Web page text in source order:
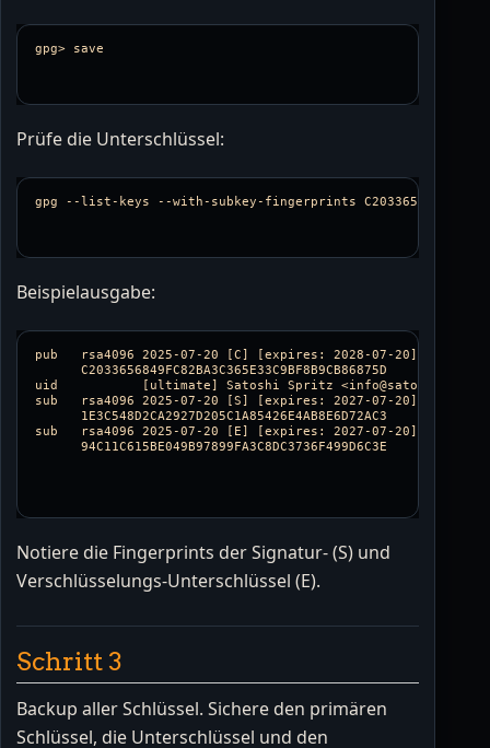
Prüfe die Unterschlüssel:
gpg --list-keys --with-subkey-fingerprints
Beispielausgabe:
pub   rsa4096 2025-07-20 [C] [expires: 2028-07-20]
      C2033656849FC82BA3C365E33C9BF8B9CB86875D
uid           [ultimate] Satoshi Spritz
sub   rsa4096 2025-07-20 [S] [expires: 2027-07-20]
      1E3C548D2CA2927D205C1A85426E4AB8E6D72AC3
sub   rsa4096 2025-07-20 [E] [expires: 2027-07-20]
      94C11C615BE049B97899FA3C8DC3736F499D6C3E
Notiere die Fingerprints der Signatur- (S) und
Verschlüsselungs-Unterschlüssel (E).
Schritt 3
Backup aller Schlüssel. Sichere den primären
Schlüssel, die Unterschlüssel und den